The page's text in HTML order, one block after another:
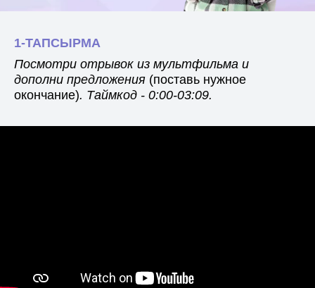
1-ТАПСЫРМА
Посмотри отрывок из мультфильма и
дополни предложения (поставь нужное
окончание). Таймкод - 0:00-03:09.